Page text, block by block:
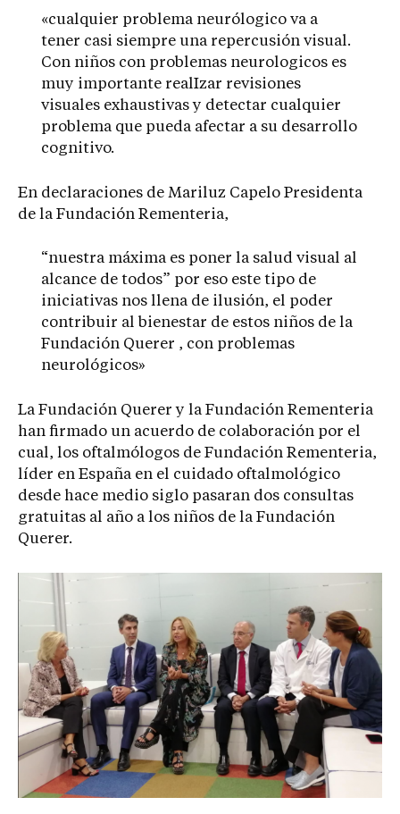
«cualquier problema neurólogico va a
tener casi siempre una repercusión visual.
Con niños con problemas neurologicos es
muy importante realIzar revisiones
visuales exhaustivas y detectar cualquier
problema que pueda afectar a su desarrollo
cognitivo.
En declaraciones de Mariluz Capelo Presidenta
de la Fundación Rementeria,
“nuestra máxima es poner la salud visual al
alcance de todos” por eso este tipo de
iniciativas nos llena de ilusión, el poder
contribuir al bienestar de estos niños de la
Fundación Querer , con problemas
neurológicos»
La Fundación Querer y la Fundación Rementeria
han firmado un acuerdo de colaboración por el
cual, los oftalmólogos de Fundación Rementeria,
líder en España en el cuidado oftalmológico
desde hace medio siglo pasaran dos consultas
gratuitas al año a los niños de la Fundación
Querer.